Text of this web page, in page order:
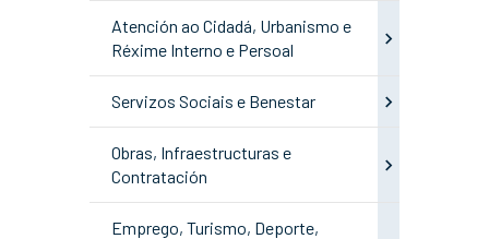
Atención ao Cidadá, Urbanismo e
Réxime Interno e Persoal
Servizos Sociais e Benestar
Obras, Infraestructuras e
Contratación
Emprego, Turismo, Deporte,